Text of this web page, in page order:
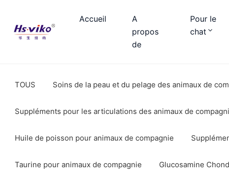
Accueil
A
propos
de
Pour le
chat
TOUS Soins de la peau et du pelage des animaux de
Suppléments pour les articulations des animaux de
Huile de poisson pour animaux de compagnie
Taurine pour animaux de compagnie Glucosamine